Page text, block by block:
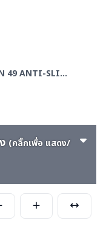
COMFORT- พรมกันลื่น กันฝุ่น - ยางลดความเมื่อยล้า
(คลิ๊กเพื่อ แสดง/